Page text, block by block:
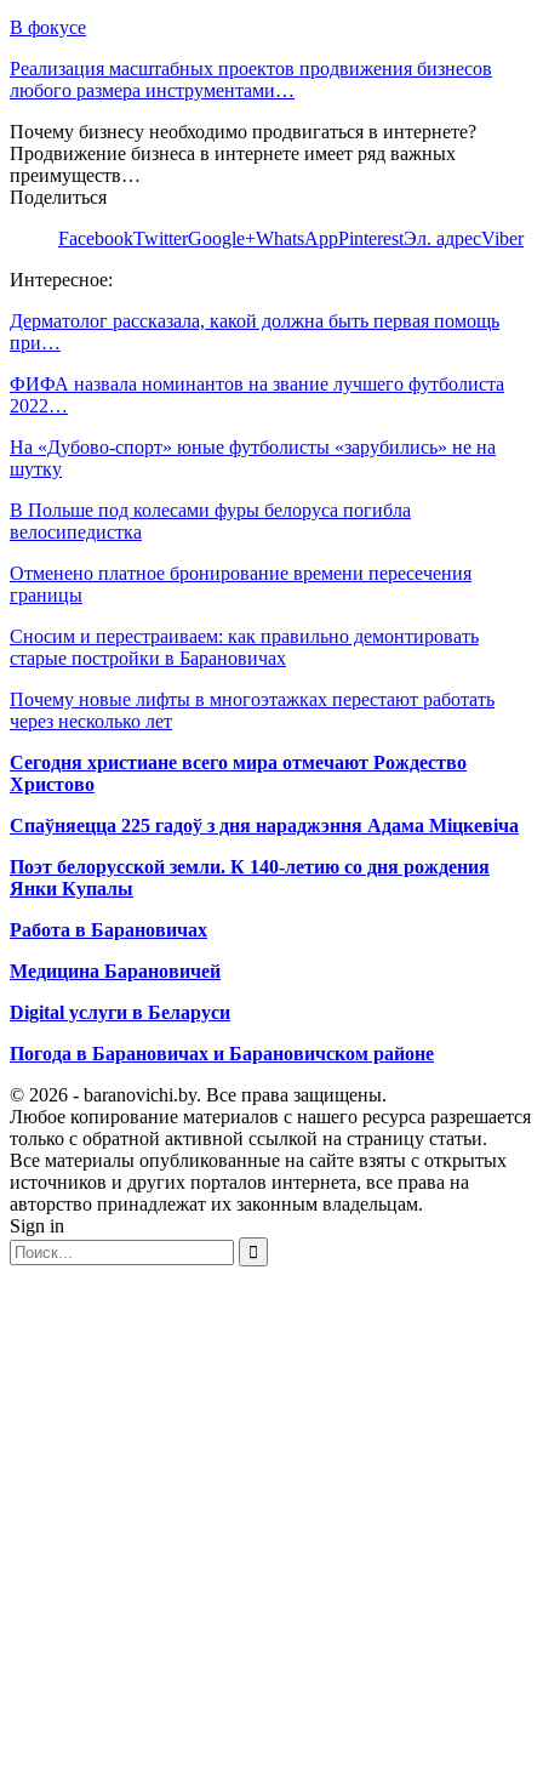
В фокусе
Реализация масштабных проектов продвижения бизнесов
любого размера инструментами…
Почему бизнесу необходимо продвигаться в интернете?
Продвижение бизнеса в интернете имеет ряд важных
преимуществ…
Поделиться
FacebookTwitterGoogle+WhatsAppPinterestЭл. адресViber
Интересное:
Дерматолог рассказала, какой должна быть первая помощь
при…
ФИФА назвала номинантов на звание лучшего футболиста
2022…
На «Дубово-спорт» юные футболисты «зарубились» не на
шутку
В Польше под колесами фуры белоруса погибла
велосипедистка
Отменено платное бронирование времени пересечения
границы
Сносим и перестраиваем: как правильно демонтировать
старые постройки в Барановичах
Почему новые лифты в многоэтажках перестают работать
через несколько лет
Сегодня христиане всего мира отмечают Рождество
Христово
Спаўняецца 225 гадоў з дня нараджэння Адама Міцкевіча
Поэт белорусской земли. К 140-летию со дня рождения
Янки Купалы
Работа в Барановичах
Медицина Барановичей
Digital услуги в Беларуси
Погода в Барановичах и Барановичском районе
© 2026 - baranovichi.by. Все права защищены.
Любое копирование материалов с нашего ресурса разрешается
только с обратной активной ссылкой на страницу статьи.
Все материалы опубликованные на сайте взяты с открытых
источников и других порталов интернета, все права на
авторство принадлежат их законным владельцам.
Sign in